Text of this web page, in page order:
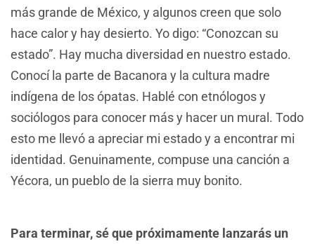
más grande de México, y algunos creen que solo
hace calor y hay desierto. Yo digo: “Conozcan su
estado”. Hay mucha diversidad en nuestro estado.
Conocí la parte de Bacanora y la cultura madre
indígena de los ópatas. Hablé con etnólogos y
sociólogos para conocer más y hacer un mural. Todo
esto me llevó a apreciar mi estado y a encontrar mi
identidad. Genuinamente, compuse una canción a
Yécora, un pueblo de la sierra muy bonito.
Para terminar, sé que próximamente lanzarás un